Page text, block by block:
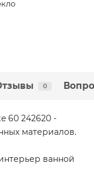
0
60 242620 -
материалов.
ванной